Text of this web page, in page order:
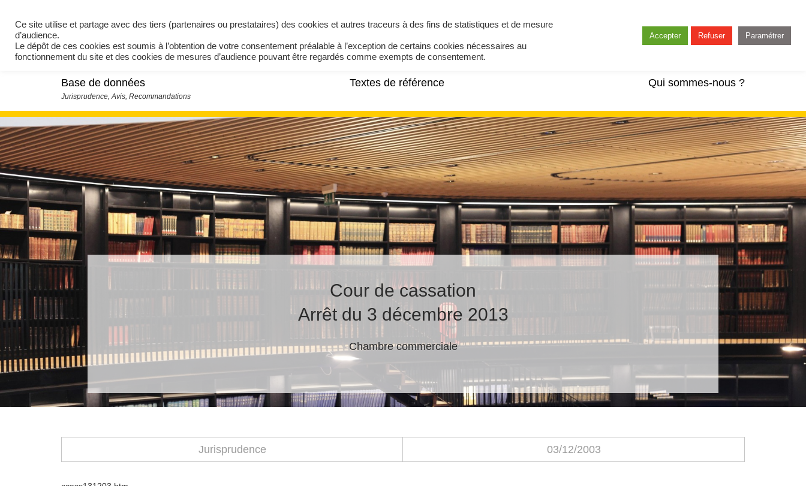
Base de données Textes de référence Qui sommes-nous ?
Cour de cassation
Arrêt du 3 décembre 2013
Chambre commerciale
Jurisprudence 03/12/2003
Ce site utilise et partage avec des tiers (partenaires ou prestataires) des cookies et autres traceurs à des fins de statistiques et de mesure
d’audience.
Le dépôt de ces cookies est soumis à l’obtention de votre consentement préalable à l’exception de certains cookies nécessaires au
fonctionnement du site et des cookies de mesures d’audience pouvant être regardés comme exempts de consentement.
Accepter Refuser Paramétrer